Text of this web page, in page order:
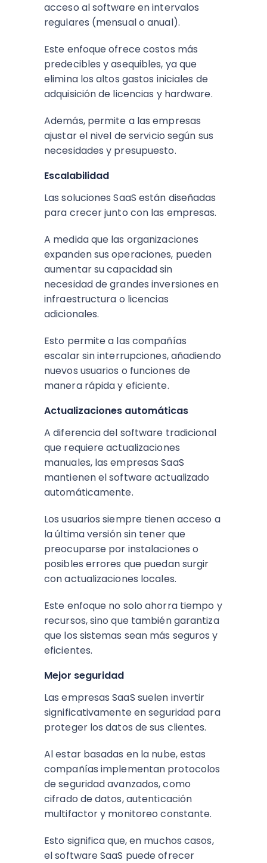
acceso al software en intervalos
regulares (mensual o anual).
Este enfoque ofrece costos más
predecibles y asequibles, ya que
elimina los altos gastos iniciales de
adquisición de licencias y hardware.
Además, permite a las empresas
ajustar el nivel de servicio según sus
necesidades y presupuesto.
Escalabilidad
Las soluciones SaaS están diseñadas
para crecer junto con las empresas.
A medida que las organizaciones
expanden sus operaciones, pueden
aumentar su capacidad sin
necesidad de grandes inversiones en
infraestructura o licencias
adicionales.
Esto permite a las compañías
escalar sin interrupciones, añadiendo
nuevos usuarios o funciones de
manera rápida y eficiente.
Actualizaciones automáticas
A diferencia del software tradicional
que requiere actualizaciones
manuales, las empresas SaaS
mantienen el software actualizado
automáticamente.
Los usuarios siempre tienen acceso a
la última versión sin tener que
preocuparse por instalaciones o
posibles errores que puedan surgir
con actualizaciones locales.
Este enfoque no solo ahorra tiempo y
recursos, sino que también garantiza
que los sistemas sean más seguros y
eficientes.
Mejor seguridad
Las empresas SaaS suelen invertir
significativamente en seguridad para
proteger los datos de sus clientes.
Al estar basadas en la nube, estas
compañías implementan protocolos
de seguridad avanzados, como
cifrado de datos, autenticación
multifactor y monitoreo constante.
Esto significa que, en muchos casos,
el software SaaS puede ofrecer